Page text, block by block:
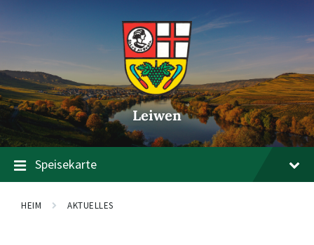
springen
springen
springen
Leiwen
Speisekarte
HEIM AKTUELLES